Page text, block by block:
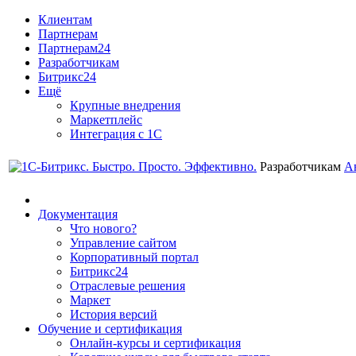
Клиентам
Партнерам
Партнерам24
Разработчикам
Битрикс24
Ещё
Крупные внедрения
Маркетплейс
Интеграция с 1С
Разработчикам
Документация
Что нового?
Управление сайтом
Корпоративный портал
Битрикс24
Отраслевые решения
Маркет
История версий
Обучение и сертификация
Онлайн-курсы и сертификация